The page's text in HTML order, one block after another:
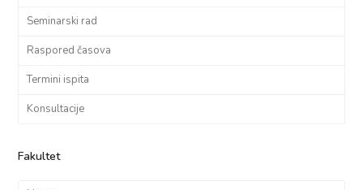
Seminarski rad
Raspored časova
Termini ispita
Konsultacije
Fakultet